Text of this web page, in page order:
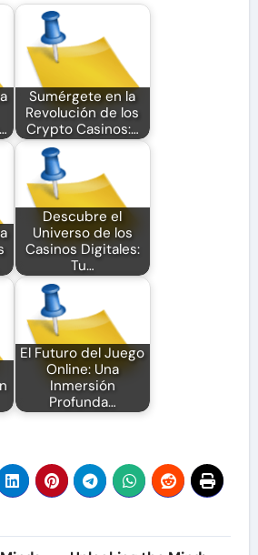
Sumérgete en la
Revolución de los
Crypto Casinos:…
Descubre el
Universo de los
Casinos Digitales:
Tu…
El Futuro del Juego
Online: Una
Inmersión
Profunda…